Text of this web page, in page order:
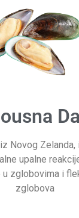
Novog
upalne
u zglobovima i
zglobova